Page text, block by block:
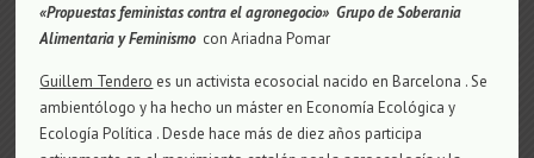
«Propuestas feministas contra el agronegocio» Grupo de Soberania
Alimentaria y Feminismo con Ariadna Pomar
Guillem Tendero es un activista ecosocial nacido en Barcelona . Se
ambientólogo y ha hecho un máster en Economía Ecológica y
Ecología Política . Desde hace más de diez años participa